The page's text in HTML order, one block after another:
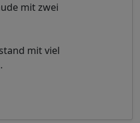
mit zwei
mit viel